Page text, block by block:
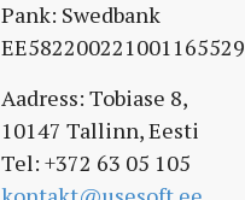
Pank: Swedbank
EE582200221001165529
Aadress: Tobiase 8,
10147 Tallinn, Eesti
Tel: +372 63 05 105